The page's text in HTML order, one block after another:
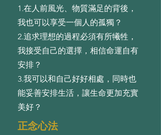
1.在⼈前⾵光、物質滿⾜的背後，
我也可以享受⼀個⼈的孤獨？
2.追求理想的過程必須有所犧牲，
我接受⾃⼰的選擇，相信命運⾃有
安排？
3.我可以和⾃⼰好好相處，同時也
能妥善安排⽣活，讓⽣命更加充實
美好？
正念心法